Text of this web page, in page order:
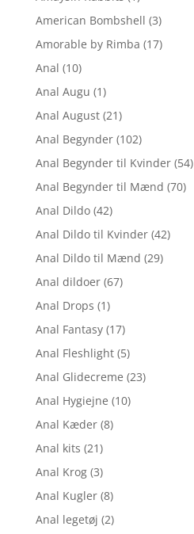
American Bombshell (3)
Amorable by Rimba (17)
Anal (10)
Anal Augu (1)
Anal August (21)
Anal Begynder (102)
Anal Begynder til Kvinder (54)
Anal Begynder til Mænd (70)
Anal Dildo (42)
Anal Dildo til Kvinder (42)
Anal Dildo til Mænd (29)
Anal dildoer (67)
Anal Drops (1)
Anal Fantasy (17)
Anal Fleshlight (5)
Anal Glidecreme (23)
Anal Hygiejne (10)
Anal Kæder (8)
Anal kits (21)
Anal Krog (3)
Anal Kugler (8)
Anal legetøj (2)